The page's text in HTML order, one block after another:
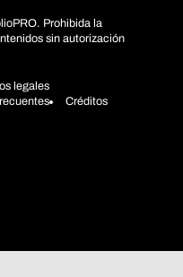
Prohibida la
sin autorización
legales
Créditos